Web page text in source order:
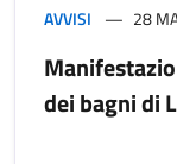
AVVISI 28
dei bagni di